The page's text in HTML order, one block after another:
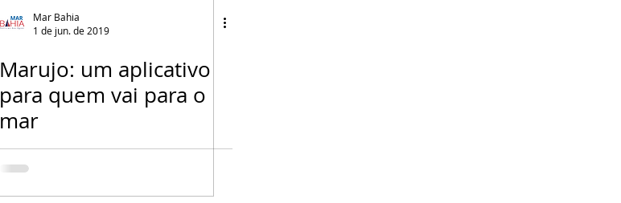
Mar Bahia
1 de jun. de 2019
Marujo: um aplicativo
para quem vai para o
mar